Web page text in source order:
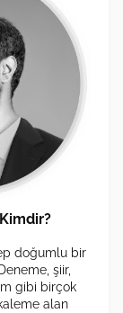
doğumlu bir
şiir,
gibi birçok
alan